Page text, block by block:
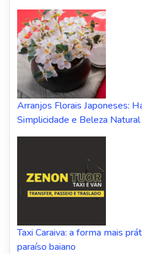
Arranjos Florais Japoneses:
Simplicidade e Beleza Natural
Taxi Caraiva: a forma mais
paraíso baiano